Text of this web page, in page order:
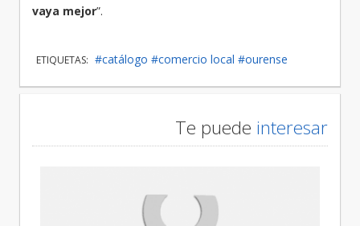
vaya mejor”.
ETIQUETAS: #catálogo #comercio local #ourense
Te puede interesar